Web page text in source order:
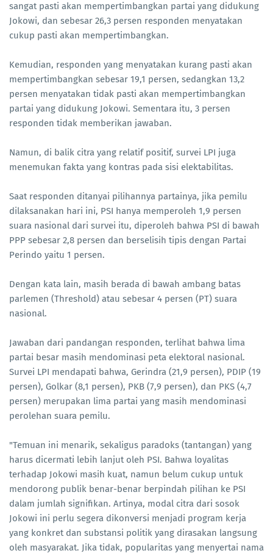
sangat pasti akan mempertimbangkan partai yang didukung
Jokowi, dan sebesar 26,3 persen responden menyatakan
cukup pasti akan mempertimbangkan.
Kemudian, responden yang menyatakan kurang pasti akan
mempertimbangkan sebesar 19,1 persen, sedangkan 13,2
persen menyatakan tidak pasti akan mempertimbangkan
partai yang didukung Jokowi. Sementara itu, 3 persen
responden tidak memberikan jawaban.
Namun, di balik citra yang relatif positif, survei LPI juga
menemukan fakta yang kontras pada sisi elektabilitas.
Saat responden ditanyai pilihannya partainya, jika pemilu
dilaksanakan hari ini, PSI hanya memperoleh 1,9 persen
suara nasional dari survei itu, diperoleh bahwa PSI di bawah
PPP sebesar 2,8 persen dan berselisih tipis dengan Partai
Perindo yaitu 1 persen.
Dengan kata lain, masih berada di bawah ambang batas
parlemen (Threshold) atau sebesar 4 persen (PT) suara
nasional.
Jawaban dari pandangan responden, terlihat bahwa lima
partai besar masih mendominasi peta elektoral nasional.
Survei LPI mendapati bahwa, Gerindra (21,9 persen), PDIP (19
persen), Golkar (8,1 persen), PKB (7,9 persen), dan PKS (4,7
persen) merupakan lima partai yang masih mendominasi
perolehan suara pemilu.
"Temuan ini menarik, sekaligus paradoks (tantangan) yang
harus dicermati lebih lanjut oleh PSI. Bahwa loyalitas
terhadap Jokowi masih kuat, namun belum cukup untuk
mendorong publik benar-benar berpindah pilihan ke PSI
dalam jumlah signifikan. Artinya, modal citra dari sosok
Jokowi ini perlu segera dikonversi menjadi program kerja
yang konkret dan substansi politik yang dirasakan langsung
oleh masyarakat. Jika tidak, popularitas yang menyertai nama